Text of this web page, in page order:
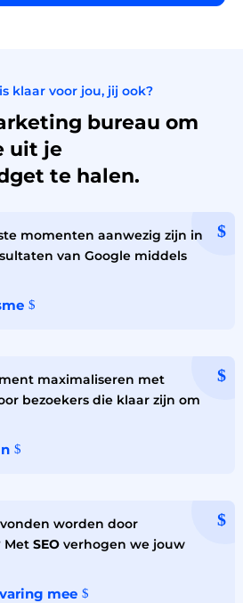
klaar voor jou, jij ook?
bureau om
uit je
te halen.
momenten aanwezig zijn in
van Google middels
maximaliseren met
bezoekers die klaar zijn om
worden door
Met SEOverhogen we jouw
mee